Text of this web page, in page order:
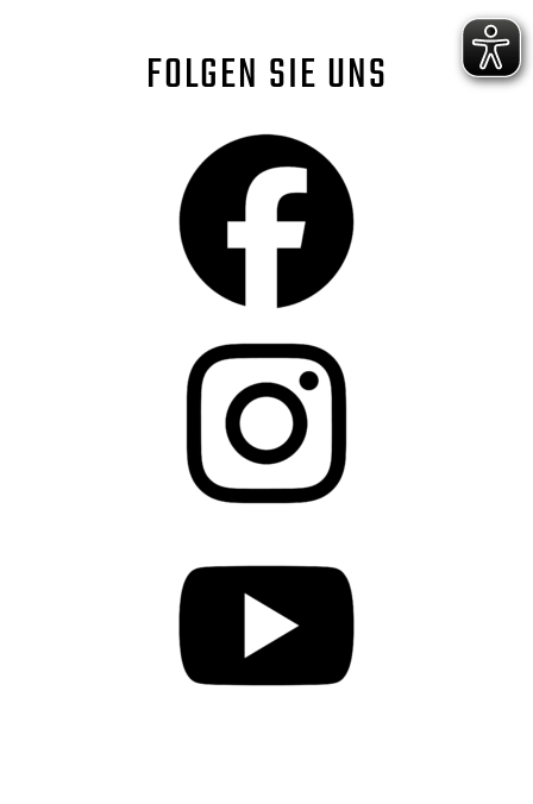
FOLGEN SIE UNS